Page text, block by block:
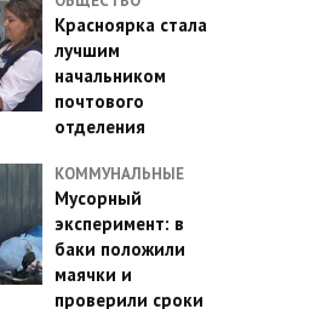
Красноярка стала
лучшим
начальником
почтового
отделения
КОММУНАЛЬНЫЕ
Мусорный
эксперимент: в
баки положили
маячки и
проверили сроки